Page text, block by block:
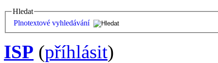
Hledat
Plnotextové vyhledávání
ISP (příhlásit)